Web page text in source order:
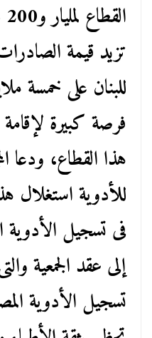
تزيد قيمة
للبنان على خمسة
فرصة كبيرة
هذا القطاع، ودعا
للأدوية استغلال
فى تسجيل الأدوية
إلى عقد الجمعية
تسجيل الأدوية